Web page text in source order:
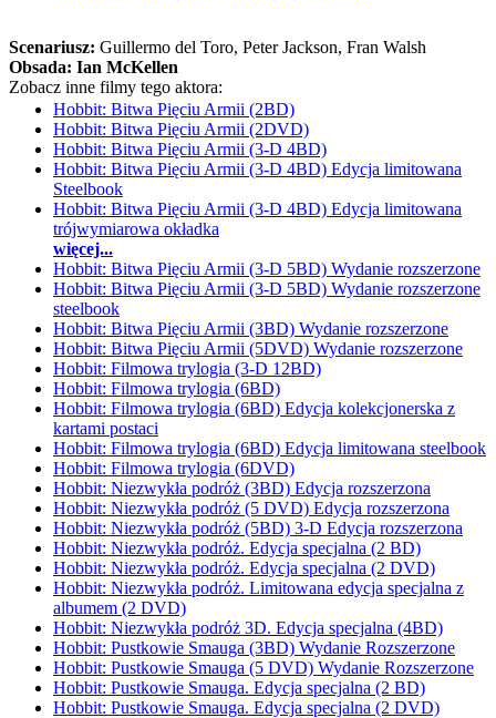
Scenariusz: Guillermo del Toro, Peter Jackson, Fran Walsh
Obsada: Ian McKellen
Zobacz inne filmy tego aktora:
Hobbit: Bitwa Pięciu Armii (2BD)
Hobbit: Bitwa Pięciu Armii (2DVD)
Hobbit: Bitwa Pięciu Armii (3-D 4BD)
Hobbit: Bitwa Pięciu Armii (3-D 4BD) Edycja limitowana
Steelbook
Hobbit: Bitwa Pięciu Armii (3-D 4BD) Edycja limitowana
trójwymiarowa okładka
więcej...
Hobbit: Bitwa Pięciu Armii (3-D 5BD) Wydanie rozszerzone
Hobbit: Bitwa Pięciu Armii (3-D 5BD) Wydanie rozszerzone
steelbook
Hobbit: Bitwa Pięciu Armii (3BD) Wydanie rozszerzone
Hobbit: Bitwa Pięciu Armii (5DVD) Wydanie rozszerzone
Hobbit: Filmowa trylogia (3-D 12BD)
Hobbit: Filmowa trylogia (6BD)
Hobbit: Filmowa trylogia (6BD) Edycja kolekcjonerska z
kartami postaci
Hobbit: Filmowa trylogia (6BD) Edycja limitowana steelbook
Hobbit: Filmowa trylogia (6DVD)
Hobbit: Niezwykła podróż (3BD) Edycja rozszerzona
Hobbit: Niezwykła podróż (5 DVD) Edycja rozszerzona
Hobbit: Niezwykła podróż (5BD) 3-D Edycja rozszerzona
Hobbit: Niezwykła podróż. Edycja specjalna (2 BD)
Hobbit: Niezwykła podróż. Edycja specjalna (2 DVD)
Hobbit: Niezwykła podróż. Limitowana edycja specjalna z
albumem (2 DVD)
Hobbit: Niezwykła podróż 3D. Edycja specjalna (4BD)
Hobbit: Pustkowie Smauga (3BD) Wydanie Rozszerzone
Hobbit: Pustkowie Smauga (5 DVD) Wydanie Rozszerzone
Hobbit: Pustkowie Smauga. Edycja specjalna (2 BD)
Hobbit: Pustkowie Smauga. Edycja specjalna (2 DVD)